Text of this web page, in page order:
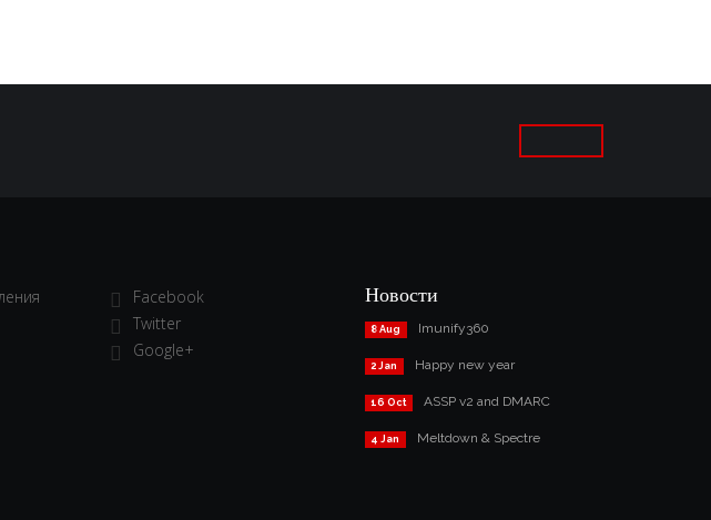
Facebook
Twitter
Google+
Новости
8 Aug Imunify360
2 Jan Happy new year
16 Oct ASSP v2 and DMARC
4 Jan Meltdown & Spectre